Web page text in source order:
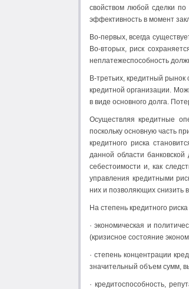
свойством любой сделки по
эффективность в момент
Во-первых, всегда
Во-вторых, риск
неплатежеспособность
В-третьих, кредитный
кредитной организации.
в виде основного долга.
Осуществляя кредитные
поскольку основную часть
кредитного риска
данной области
себестоимости и, как
управления кредитными
них и позволяющих снизить
На степень кредитного
· экономическая и
(кризисное состояние
· степень концентрации
значительный объем сумм,
· кредитоспособность,